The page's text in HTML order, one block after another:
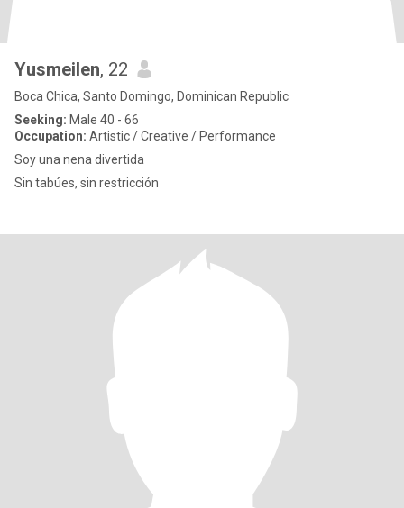
Yusmeilen, 22
Boca Chica, Santo Domingo, Dominican Republic
Seeking: Male 40 - 66
Occupation: Artistic / Creative / Performance
Soy una nena divertida
Sin tabúes, sin restricción